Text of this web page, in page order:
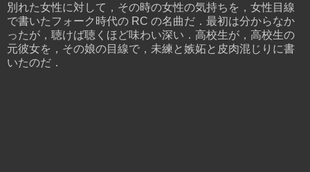
別れた女性に対して，その時の女性の気持ちを，女性目線
で書いたフォーク時代の RC の名曲だ．最初は分からなか
ったが，聴けば聴くほど味わい深い．高校生が，高校生の
元彼女を，その娘の目線で，未練と嫉妬と皮肉混じりに書
いたのだ．